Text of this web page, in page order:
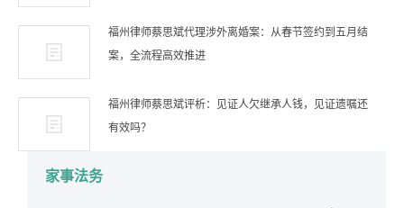
福州律师蔡思斌代理涉外离婚案：从春节签约到五月结
案，全流程高效推进
福州律师蔡思斌评析：见证人欠继承人钱，见证遗嘱还
有效吗？
家事法务